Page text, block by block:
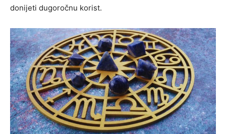
donijeti dugoročnu korist.